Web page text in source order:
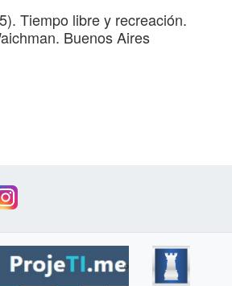
Tiempo libre y recreación.
Buenos Aires